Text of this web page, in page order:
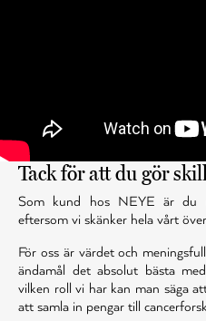
Tack för att du gör
Som kund hos NEYE är du
eftersom vi skänker hela vårt
För oss är värdet och
ändamål det absolut bästa
vilken roll vi har kan man säga
att samla in pengar till